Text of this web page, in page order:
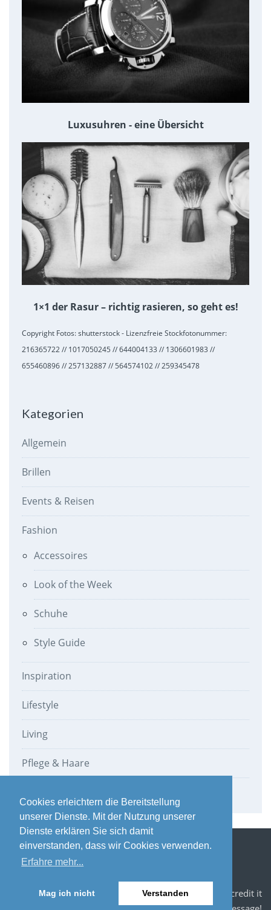
Cookies erleichtern die Bereitstellung
unserer Dienste. Mit der Nutzung unserer
Dienste erklären Sie sich damit
einverstanden, dass wir Cookies verwenden.
Erfahre mehr...
Mag ich nicht Verstanden
Luxusuhren - eine Übersicht
1×1 der Rasur – richtig rasieren, so geht es!
Copyright Fotos: shutterstock - Lizenzfreie Stockfotonummer:
216365722 // 1017050245 // 644004133 // 1306601983 //
655460896 // 257132887 // 564574102 // 259345478
Kategorien
Allgemein
Brillen
Events & Reisen
Fashion
Accessoires
Look of the Week
Schuhe
Style Guide
Inspiration
Lifestyle
Living
Pflege & Haare
Impressum / Datenschutz
Blogroll
Photo Credits: If you see your photo here, i'd love to credit it